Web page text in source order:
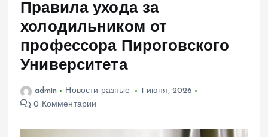
Правила ухода за
холодильником от
профессора Пироговского
Университета
admin Новости разные
1 июня, 2026
0 Комментарии